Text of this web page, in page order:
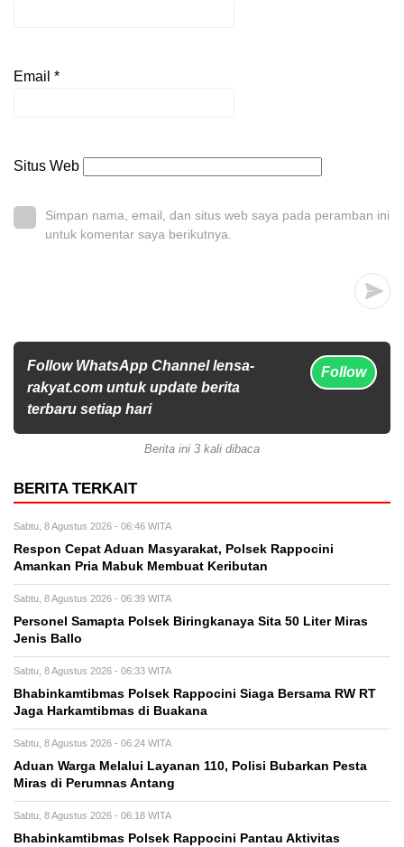
Email *
Situs Web
Simpan nama, email, dan situs web saya pada peramban ini
untuk komentar saya berikutnya.
Follow WhatsApp Channel lensa-
rakyat.com untuk update berita
terbaru setiap hari
Follow
Berita ini 3 kali dibaca
BERITA TERKAIT
Sabtu, 8 Agustus 2026 - 06:46 WITA
Respon Cepat Aduan Masyarakat, Polsek Rappocini
Amankan Pria Mabuk Membuat Keributan
Sabtu, 8 Agustus 2026 - 06:39 WITA
Personel Samapta Polsek Biringkanaya Sita 50 Liter Miras
Jenis Ballo
Sabtu, 8 Agustus 2026 - 06:33 WITA
Bhabinkamtibmas Polsek Rappocini Siaga Bersama RW RT
Jaga Harkamtibmas di Buakana
Sabtu, 8 Agustus 2026 - 06:24 WITA
Aduan Warga Melalui Layanan 110, Polisi Bubarkan Pesta
Miras di Perumnas Antang
Sabtu, 8 Agustus 2026 - 06:18 WITA
Bhabinkamtibmas Polsek Rappocini Pantau Aktivitas